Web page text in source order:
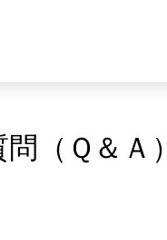
（Ｑ＆Ａ）